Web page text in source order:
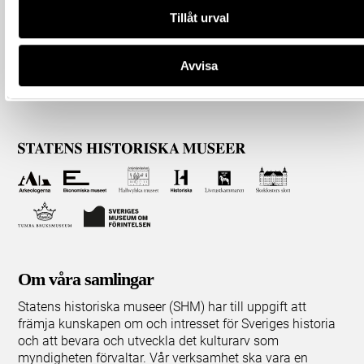
Tillåt urval
Avvisa
Om våra samlingar
Statens historiska museer (SHM) har till uppgift att
främja kunskapen om och intresset för Sveriges historia
och att bevara och utveckla det kulturarv som
myndigheten förvaltar. Vår verksamhet ska vara en